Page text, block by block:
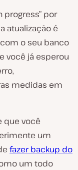
progress” por
atualização é
o seu banco
você já esperou
medidas em
que você
um
fazer backup do
um todo